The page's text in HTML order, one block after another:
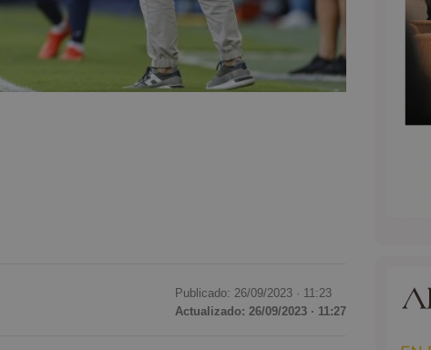
Publicado: 26/09/2023 · 11:23
Actualizado: 26/09/2023 · 11:27